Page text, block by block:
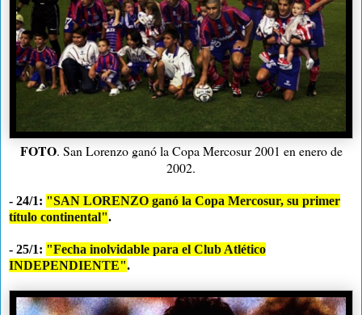
FOTO. San Lorenzo ganó la Copa Mercosur 2001 en enero de
2002.
- 24/1: "SAN LORENZO ganó la Copa Mercosur, su primer
título continental".
- 25/1: "Fecha inolvidable para el Club Atlético
INDEPENDIENTE".